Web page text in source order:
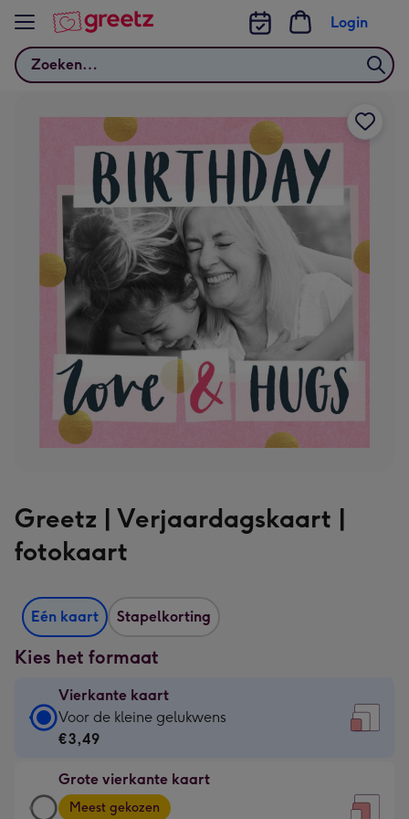
Bekijk meer
Zoeken
Login
Greetz | Verjaardagskaart |
fotokaart
Eén kaart Stapelkorting
Kies het formaat
Vierkante kaart
Vierkante
kaart
€3,49
-
Voor de kleine gelukwens
€3,49
Grote vierkante kaart
Grote
Meest gekozen